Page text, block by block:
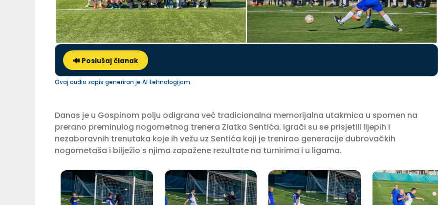
🔊 Poslušaj članak
Ovaj audio zapis generiran je AI tehnologijom
Danas je u Gospinom polju odigrana već tradicionalna memorijalna utakmica u spomen na
prerano preminulog nogometnog trenera Zlatka Sentića. Igrači su se prisjetili lijepih i
nezaboravnih trenutaka koje ih vežu uz Sentića koji je trenirao generacije dubrovačkih
nogometaša i bilježio s njima zapažene rezultate na turnirima i u ligama.